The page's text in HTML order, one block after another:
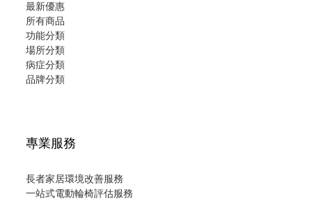
最新優惠
所有商品
功能分類
場所分類
病症分類
品牌分類
專業服務
長者家居環境改善服務
一站式電動輪椅評估服務